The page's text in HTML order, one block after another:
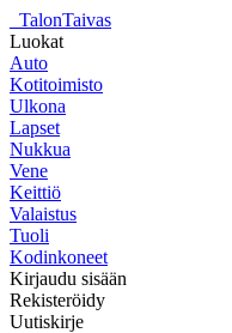
TalonTaivas
Luokat
Auto
Kotitoimisto
Ulkona
Lapset
Nukkua
Vene
Keittiö
Valaistus
Tuoli
Kodinkoneet
Kirjaudu sisään
Rekisteröidy
Uutiskirje